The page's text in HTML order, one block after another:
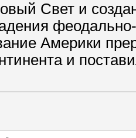
Свет и
Америки
и